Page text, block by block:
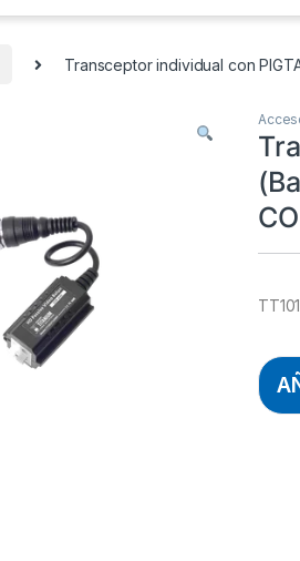
Transceptor individual con